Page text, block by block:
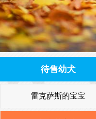
待售幼犬
雷克萨斯的宝宝